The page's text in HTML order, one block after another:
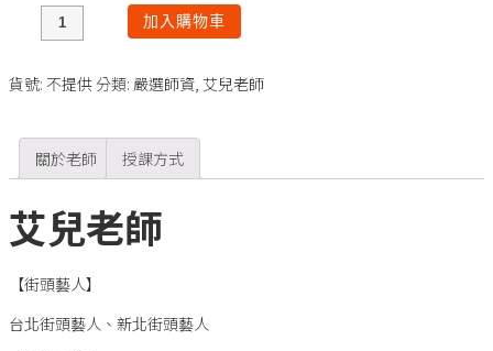
加入購物車
貨號: 不提供分類: 嚴選師資 艾兒老師
關於老師 授課方式
艾兒老師
【街頭藝人】
台北街頭藝人、新北街頭藝人